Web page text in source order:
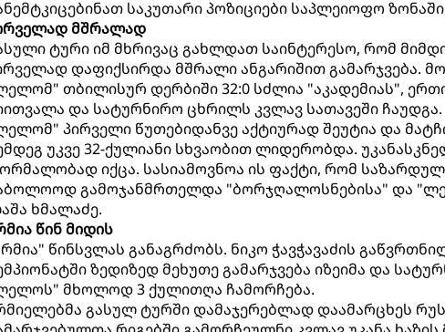
საკუთარი პოზიციები საპლეიოფო
მშრალად
ტური იმ მხრივაც გახლდათ საინტერესო, რომ
დაფიქსირდა მშრალი ანგარიშით გამარჯვება.
თბილისურ დერბიში 32:0 სძლია "აკადემიას",
და სატურნირო ცხრილს კვლავ სათავეში ჩაუდგა.
პირველი წუთებიდანვე აქტიურად შეუტია და
უკვე 32-ქულიანი სხვაობით ლიდერობდა.
იქცა. სასიამოვნოა ის ფაქტი, რომ
გამოჯანმრთელდა "ბორჯღალოსნებისა" და
ხმალაძე.
წინ მიდის
წინსვლას განაგრძობს. ნიკო ჭავჭავაძის
ზედიზედ მეხუთე გამარჯვება იზეიმა და
მხოლოდ 3 ქულითღა ჩამორჩება.
გასულ ტურში დამაჯერებლად დაამარცხეს